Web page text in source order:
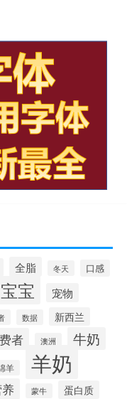
全脂 冬天 口感
宝宝 宠物
数据 新西兰
者 澳洲 牛奶
羊 羊奶
蒙牛 蛋白质